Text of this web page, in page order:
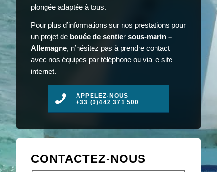
plongée adaptée à tous.
Pour plus d’informations sur nos prestations pour
un projet de bouée de sentier sous-marin –
Allemagne, n’hésitez pas à prendre contact
avec nos équipes par téléphone ou via le site
internet.
APPELEZ-NOUS
+33 (0)442 371 500
CONTACTEZ-NOUS